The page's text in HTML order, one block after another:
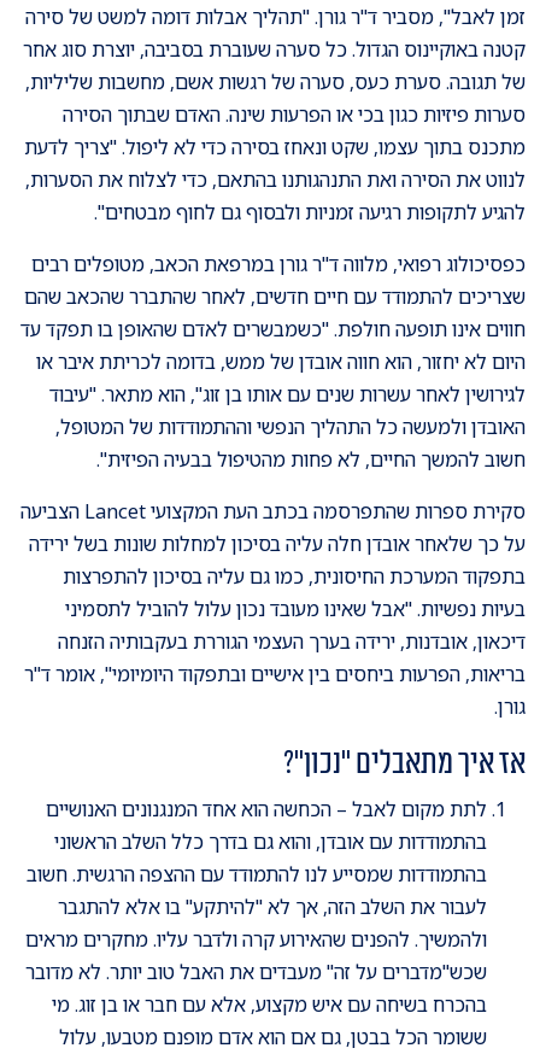
זמן לאבל", מסביר ד"ר גורן. "תהליך אבלות דומה למשט של סירה
קטנה באוקיינוס הגדול. כל סערה שעוברת בסביבה, יוצרת סוג אחר
של תגובה. סערת כעס, סערה של רגשות אשם, מחשבות שליליות,
סערות פיזיות כגון בכי או הפרעות שינה. האדם שבתוך הסירה
מתכנס בתוך עצמו, שקט ונאחז בסירה כדי לא ליפול. "צריך לדעת
לנווט את הסירה ואת התנהגותנו בהתאם, כדי לצלוח את הסערות,
להגיע לתקופות רגיעה זמניות ולבסוף גם לחוף מבטחים".
כפסיכולוג רפואי, מלווה ד"ר גורן במרפאת הכאב, מטופלים רבים
שצריכים להתמודד עם חיים חדשים, לאחר שהתברר שהכאב שהם
חווים אינו תופעה חולפת. "כשמבשרים לאדם שהאופן בו תפקד עד
היום לא יחזור, הוא חווה אובדן של ממש, בדומה לכריתת איבר או
לגירושין לאחר עשרות שנים עם אותו בן זוג", הוא מתאר. "עיבוד
האובדן ולמעשה כל התהליך הנפשי וההתמודדות של המטופל,
חשוב להמשך החיים, לא פחות מהטיפול בבעיה הפיזית".
סקירת ספרות שהתפרסמה בכתב העת המקצועי Lancet הצביעה
על כך שלאחר אובדן חלה עליה בסיכון למחלות שונות בשל ירידה
בתפקוד המערכת החיסונית, כמו גם עליה בסיכון להתפרצות
בעיות נפשיות. "אבל שאינו מעובד נכון עלול להוביל לתסמיני
דיכאון, אובדנות, ירידה בערך העצמי הגוררת בעקבותיה הזנחה
בריאות, הפרעות ביחסים בין אישיים ובתפקוד היומיומי", אומר ד"ר
גורן.
אז איך מתאבלים "נכון"?
לתת מקום לאבל – הכחשה הוא אחד המנגנונים האנושיים
בהתמודדות עם אובדן, והוא גם בדרך כלל השלב הראשוני
בהתמודדות שמסייע לנו להתמודד עם ההצפה הרגשית. חשוב
לעבור את השלב הזה, אך לא "להיתקע" בו אלא להתגבר
ולהמשיך. להפנים שהאירוע קרה ולדבר עליו. מחקרים מראים
שכש"מדברים על זה" מעבדים את האבל טוב יותר. לא מדובר
בהכרח בשיחה עם איש מקצוע, אלא עם חבר או בן זוג. מי
ששומר הכל בבטן, גם אם הוא אדם מופנם מטבעו, עלול